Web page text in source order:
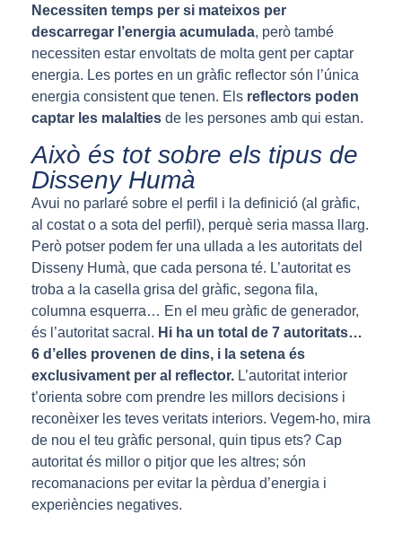
Necessiten temps per si mateixos per
descarregar l’energia acumulada, però també
necessiten estar envoltats de molta gent per captar
energia. Les portes en un gràfic reflector són l’única
energia consistent que tenen. Els reflectors poden
captar les malalties de les persones amb qui estan.
Això és tot sobre els tipus de
Disseny Humà
Avui no parlaré sobre el perfil i la definició (al gràfic,
al costat o a sota del perfil), perquè seria massa llarg.
Però potser podem fer una ullada a les autoritats del
Disseny Humà, que cada persona té. L’autoritat es
troba a la casella grisa del gràfic, segona fila,
columna esquerra… En el meu gràfic de generador,
és l’autoritat sacral. Hi ha un total de 7 autoritats…
6 d’elles provenen de dins, i la setena és
exclusivament per al reflector. L’autoritat interior
t’orienta sobre com prendre les millors decisions i
reconèixer les teves veritats interiors. Vegem-ho, mira
de nou el teu gràfic personal, quin tipus ets? Cap
autoritat és millor o pitjor que les altres; són
recomanacions per evitar la pèrdua d’energia i
experiències negatives.